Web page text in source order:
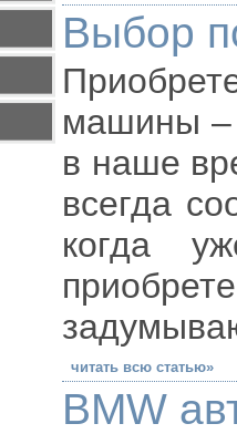
Выбор
машины –
в наше
всегда
когда
читать всю статью»
BMW